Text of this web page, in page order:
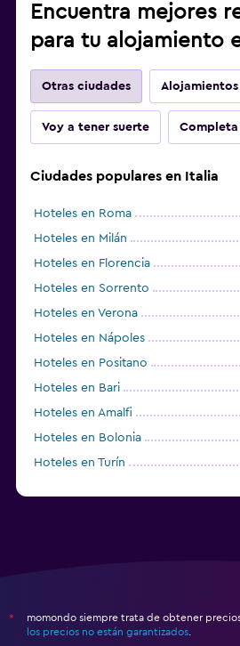
Encuentra mejores
para tu alojamiento
Otras ciudades
Voy a tener suerte
Ciudades populares en Italia
Hoteles en Roma
Hoteles en Milán
Hoteles en Florencia
Hoteles en Sorrento
Hoteles en Verona
Hoteles en Nápoles
Hoteles en Positano
Hoteles en Bari
Hoteles en Amalfi
Hoteles en Bolonia
Hoteles en Turín
*
momondo siempre trata de obtener
los precios no están garantizados